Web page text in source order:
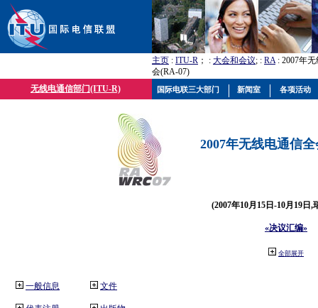
主页 : ITU-R ； : 大会和会议; : RA: 2007年
会(RA-07)
无线电通信部门(ITU-R)
2007年无线电通信
(2007年10月15日-10月19日,
«决议汇编»
全部展开
一般信息 文件
国际电联三大部门 新闻室 各项活动